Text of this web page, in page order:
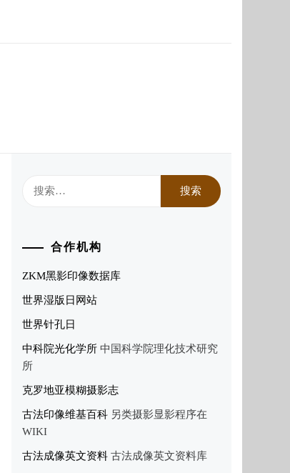
合作机构
ZKM黑影印像数据库
世界湿版日网站
世界针孔日
中科院光化学所中国科学院理化技术研究
所
克罗地亚模糊摄影志
古法印像维基百科另类摄影显影程序在
WIKI
古法成像英文资料古法成像英文资料库